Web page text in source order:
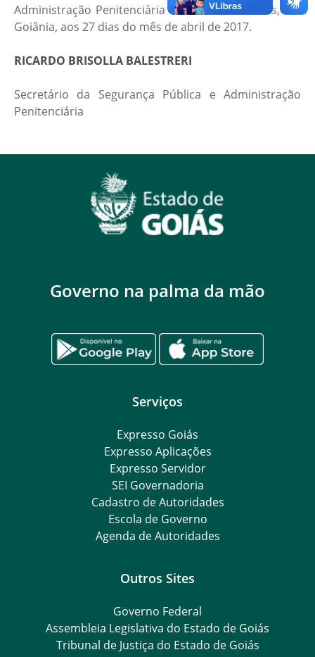
Administração Penitenciária do Estado de Goiás, em
Goiânia, aos 27 dias do mês de abril de 2017.
RICARDO BRISOLLA BALESTRERI
Secretário da Segurança Pública e Administração
Penitenciária
Governo na palma da mão
Serviços
Expresso Goiás
Expresso Aplicações
Expresso Servidor
SEI Governadoria
Cadastro de Autoridades
Escola de Governo
Agenda de Autoridades
Outros Sites
Governo Federal
Assembleia Legislativa do Estado de Goiás
Tribunal de Justiça do Estado de Goiás